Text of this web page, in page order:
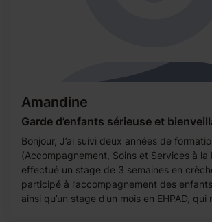
Amandine
Garde d’enfants sérieuse et
Bonjour, J’ai suivi deux années de
(Accompagnement, Soins et Services à la
effectué un stage de 3 semaines en
participé à l’accompagnement des
ainsi qu’un stage d’un mois en EHPAD, qui